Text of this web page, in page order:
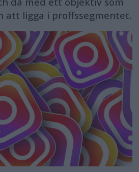
att ligga i proffssegmentet.